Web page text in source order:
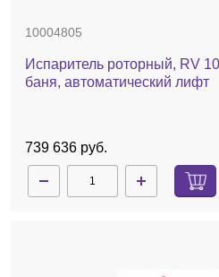
10004805
Испаритель роторный, RV
баня, автоматический лифт
739 636 руб.